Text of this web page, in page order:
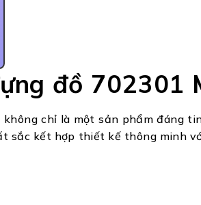
đồ 702301
không chỉ là một sản phẩm đáng
sắc kết hợp thiết kế thông minh